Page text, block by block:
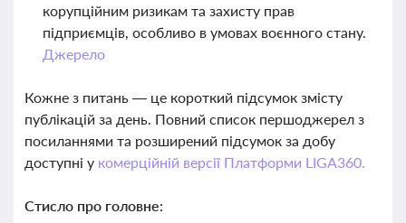
корупційним ризикам та захисту прав
підприємців, особливо в умовах воєнного стану.
Джерело
Кожне з питань — це короткий підсумок змісту
публікацій за день. Повний список першоджерел з
посиланнями та розширений підсумок за добу
доступні у комерційній версії Платформи LIGA360.
Стисло про головне: